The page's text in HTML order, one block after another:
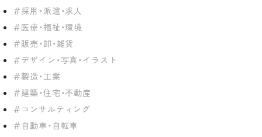
採用・派遣・求人
医療・福祉・環境
販売・卸・雑貨
デザイン・写真・イラスト
製造・工業
建築・住宅・不動産
コンサルティング
自動車・自転車